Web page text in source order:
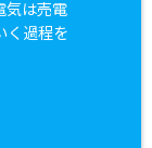
気は売電
く過程を